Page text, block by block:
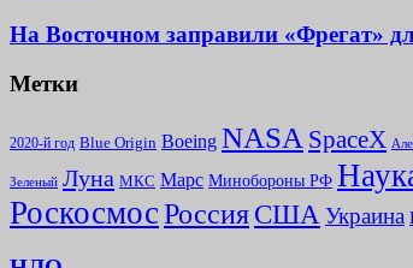
На Восточном заправили «Фрегат»
Метки
2020-й год Blue Origin Boeing NASA SpaceX
Зеленый Луна МКС Марс Минoбороны РФ
РоскосмосРоссияСША Украина